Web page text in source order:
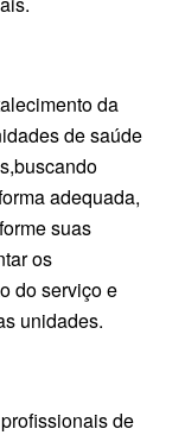
da
de saúde
adequada,
suas
os
do serviço e
unidades.
de